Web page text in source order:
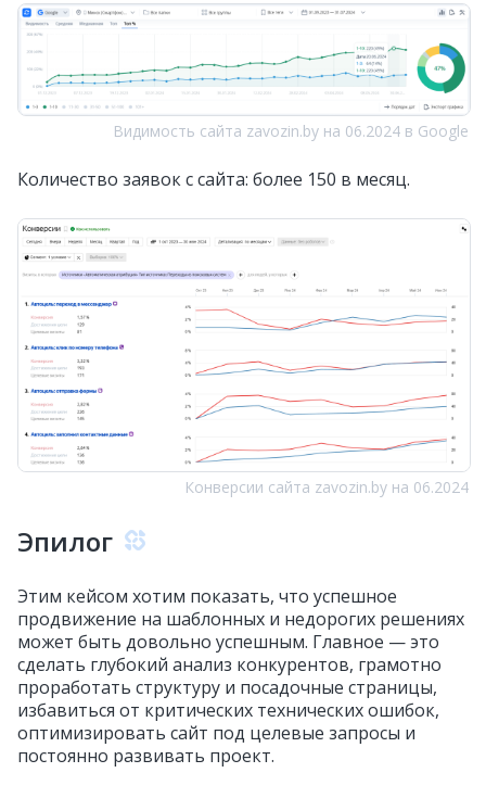
Видимость сайта zavozin.by на 06.2024 в Google
Количество заявок с сайта: более 150 в месяц.
Конверсии сайта zavozin.by на 06.2024
Эпилог
Этим кейсом хотим показать, что успешное
продвижение на шаблонных и недорогих решениях
может быть довольно успешным. Главное — это
сделать глубокий анализ конкурентов, грамотно
проработать структуру и посадочные страницы,
избавиться от критических технических ошибок,
оптимизировать сайт под целевые запросы и
постоянно развивать проект.